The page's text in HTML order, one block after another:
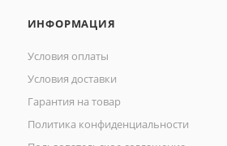
ИНФОРМАЦИЯ
Условия оплаты
Условия доставки
Гарантия на товар
Политика конфиденциальности